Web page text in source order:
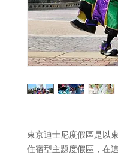
東京迪士尼度假區是以
住宿型主題度假區，在